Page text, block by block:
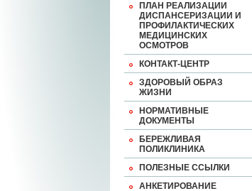
ПЛАН РЕАЛИЗАЦИИ
ДИСПАНСЕРИЗАЦИИ И
ПРОФИЛАКТИЧЕСКИХ
МЕДИЦИНСКИХ
ОСМОТРОВ
КОНТАКТ-ЦЕНТР
ЗДОРОВЫЙ ОБРАЗ
ЖИЗНИ
НОРМАТИВНЫЕ
ДОКУМЕНТЫ
БЕРЕЖЛИВАЯ
ПОЛИКЛИНИКА
ПОЛЕЗНЫЕ ССЫЛКИ
АНКЕТИРОВАНИЕ